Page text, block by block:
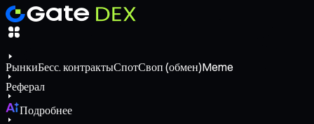
РынкиБесс. контрактыСпотСвоп (обмен)Meme
Реферал
Подробнее